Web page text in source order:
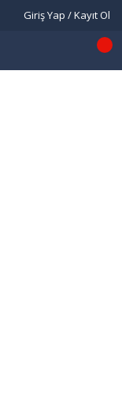
Giriş Yap / Kayıt Ol